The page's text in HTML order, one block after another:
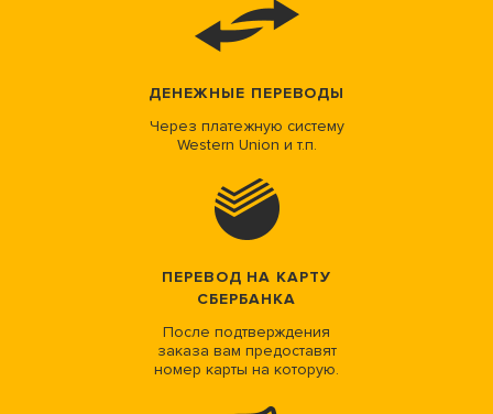
ДЕНЕЖНЫЕ ПЕРЕВОДЫ
Через платежную систему
Western Union и т.п.
ПЕРЕВОД НА КАРТУ
СБЕРБАНКА
После подтверждения
заказа вам предоставят
номер карты на которую.